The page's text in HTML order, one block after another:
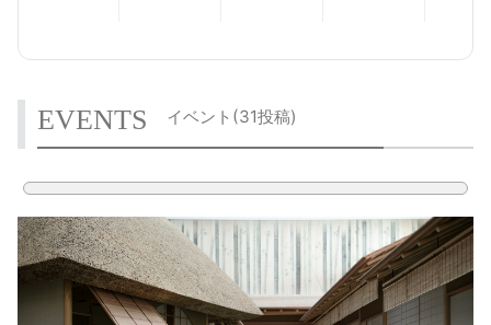
EVENTS イベント(31投稿)